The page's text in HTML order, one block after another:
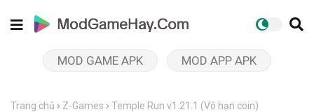
MOD GAME APK MOD APP APK
Trang chủ Z-Games Temple Run v1.21.1 (Vô hạn coin)